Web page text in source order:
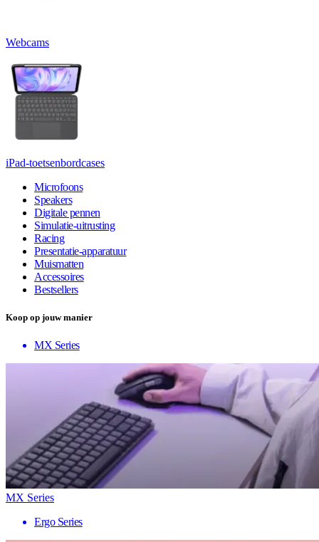
Webcams
iPad-toetsenbordcases
Microfoons
Speakers
Digitale pennen
Simulatie-uitrusting
Racing
Presentatie-apparatuur
Muismatten
Accessoires
Bestsellers
Koop op jouw manier
MX Series
MX Series
Ergo Series